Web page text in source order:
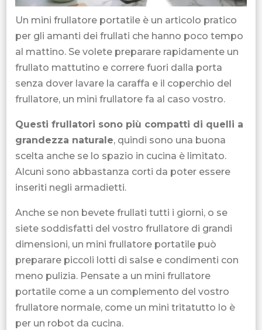
Un mini frullatore portatile è un articolo pratico
per gli amanti dei frullati che hanno poco tempo
al mattino. Se volete preparare rapidamente un
frullato mattutino e correre fuori dalla porta
senza dover lavare la caraffa e il coperchio del
frullatore, un mini frullatore fa al caso vostro.
Questi frullatori sono più compatti di quelli a
grandezza naturale, quindi sono una buona
scelta anche se lo spazio in cucina è limitato.
Alcuni sono abbastanza corti da poter essere
inseriti negli armadietti.
Anche se non bevete frullati tutti i giorni, o se
siete soddisfatti del vostro frullatore di grandi
dimensioni, un mini frullatore portatile può
preparare piccoli lotti di salse e condimenti con
meno pulizia. Pensate a un mini frullatore
portatile come a un complemento del vostro
frullatore normale, come un mini tritatutto lo è
per un robot da cucina.